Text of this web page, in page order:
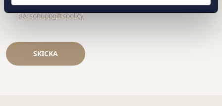
personuppgiftspolicy
SKICKA